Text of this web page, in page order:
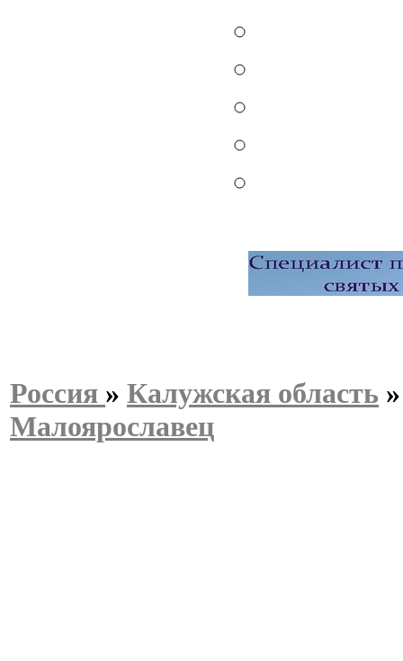
Россия » Калужская область
Малоярославец